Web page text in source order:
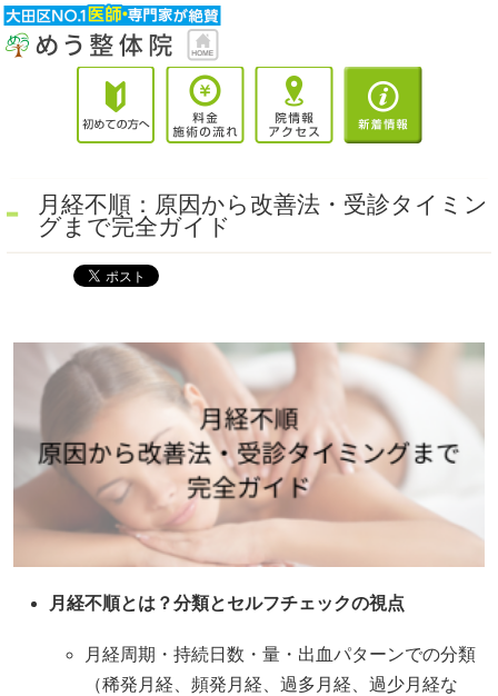
月経不順：原因から改善法・受診タイミン
グまで完全ガイド
月経不順とは？分類とセルフチェックの視点
月経周期・持続日数・量・出血パターンでの分類
（稀発月経、頻発月経、過多月経、過少月経な